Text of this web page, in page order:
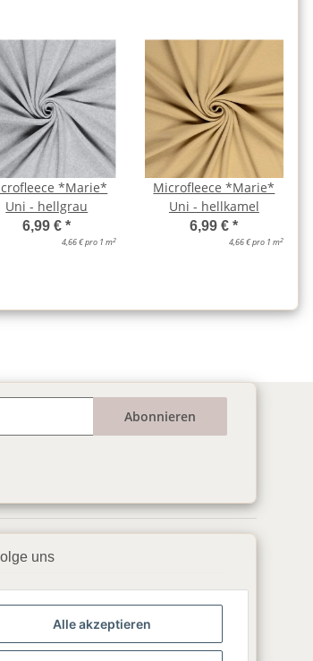
*Marie*
Uni - hellgrau
6,99 €*
4,66 € pro 1 m2
Microfleece *Marie*
Uni - hellkamel
6,99 €*
4,66 € pro 1 m2
Abonnieren
uns
▶️ YouTube
Alle akzeptieren